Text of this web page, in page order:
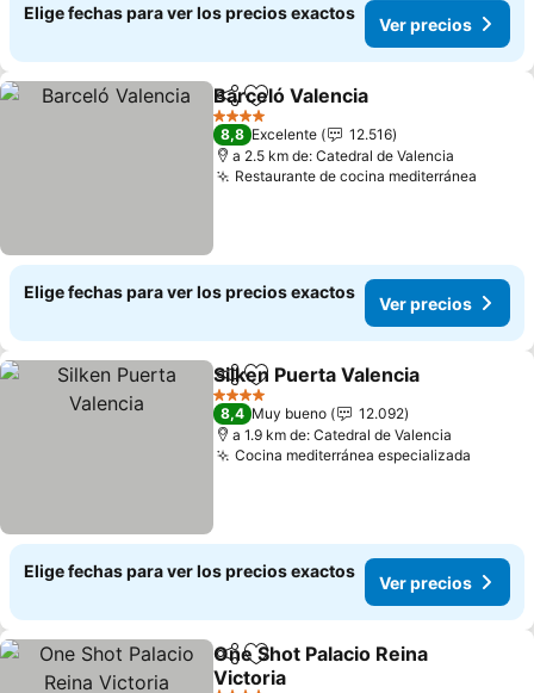
Elige fechas para ver los precios exactos
Ver precios
CompartirAgregar a favoritos
Barceló Valencia
4 Estrellas
8,8 Excelente
12.516
a 2.5 km de: Catedral de Valencia
Restaurante de cocina mediterránea
Elige fechas para ver los precios exactos
Ver precios
CompartirAgregar a favoritos
Silken Puerta Valencia
4 Estrellas
8,4 Muy bueno
12.092
a 1.9 km de: Catedral de Valencia
Cocina mediterránea especializada
Elige fechas para ver los precios exactos
Ver precios
CompartirAgregar a favoritos
One Shot Palacio Reina
Victoria